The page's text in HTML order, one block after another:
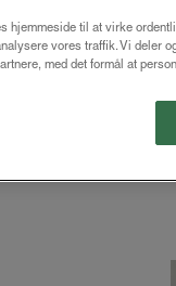
hjemmeside til at virke
vores traffik. Vi deler
med det formål at